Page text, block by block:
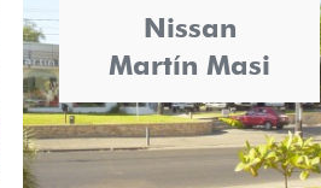
Nissan
Martín Masi